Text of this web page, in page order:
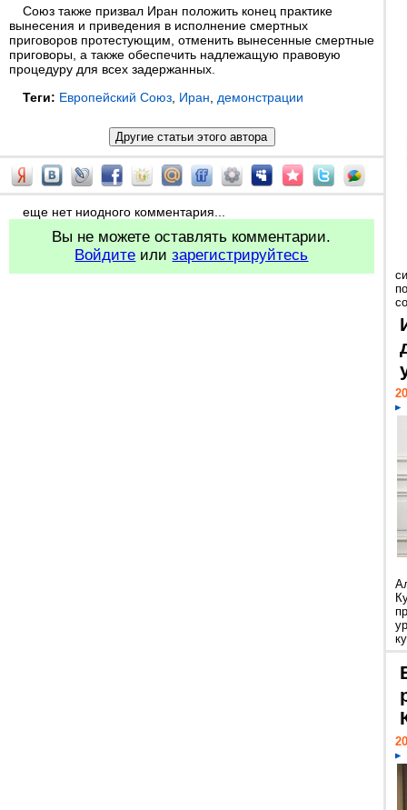
Союз также призвал Иран положить конец практике
вынесения и приведения в исполнение смертных
приговоров протестующим, отменить вынесенные смертные
приговоры, а также обеспечить надлежащую правовую
процедуру для всех задержанных.
Теги: Европейский Союз Иран демонстрации
еще нет ниодного комментария...
Вы не можете оставлять комментарии.
Войдите илизарегистрируйтесь